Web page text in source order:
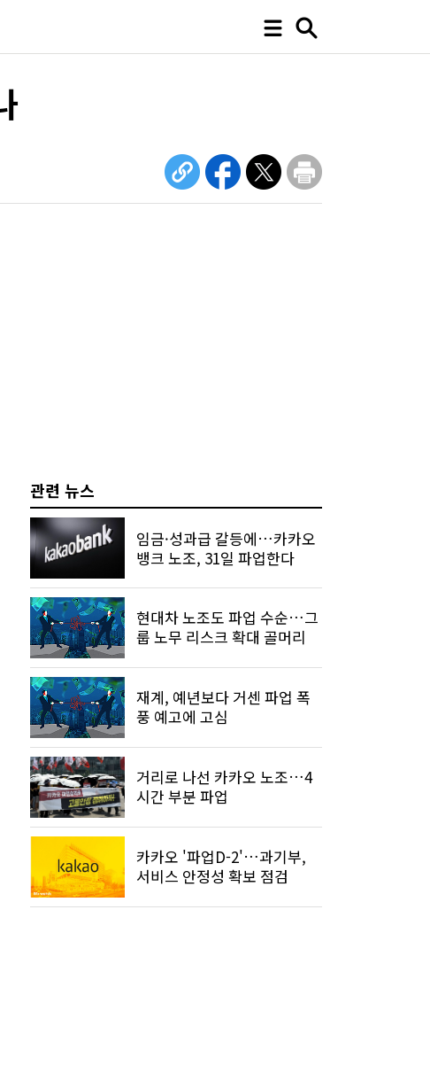
관련 뉴스
임금·성과급 갈등에…카카오
뱅크 노조, 31일 파업한다
현대차 노조도 파업 수순…그
룹 노무 리스크 확대 골머리
재계, 예년보다 거센 파업 폭
풍 예고에 고심
거리로 나선 카카오 노조…4
시간 부분 파업
카카오 '파업D-2'…과기부,
서비스 안정성 확보 점검